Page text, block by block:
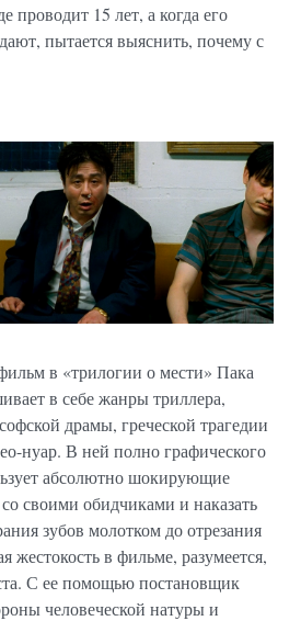
проводит 15 лет, а когда его
пытается выяснить, почему с
в «трилогии о мести» Пака
в себе жанры триллера,
драмы, греческой трагедии
нуар. В ней полно графического
абсолютно шокирующие
своими обидчиками и наказать
зубов молотком до отрезания
жестокость в фильме, разумеется,
С ее помощью постановщик
человеческой натуры и